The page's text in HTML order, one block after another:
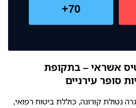
70+
אשראי – בתקופת
סופר עירניים
נטולת קורונה, כוללת ביטוח רפואי,